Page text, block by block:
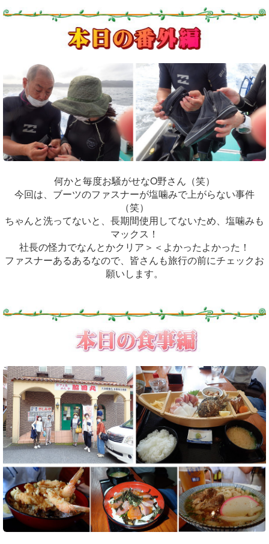
何かと毎度お騒がせなO野さん（笑）
今回は、ブーツのファスナーが塩噛みで上がらない事件
（笑）
ちゃんと洗ってないと、長期間使用してないため、塩噛みも
マックス！
社長の怪力でなんとかクリア＞＜よかったよかった！
ファスナーあるあるなので、皆さんも旅行の前にチェックお
願いします。